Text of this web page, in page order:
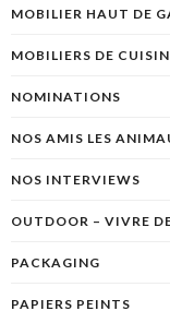
MOBILIER HAUT DE
MOBILIERS DE
NOMINATIONS
NOS AMIS LES
NOS INTERVIEWS
OUTDOOR – VIVRE
PACKAGING
PAPIERS PEINTS